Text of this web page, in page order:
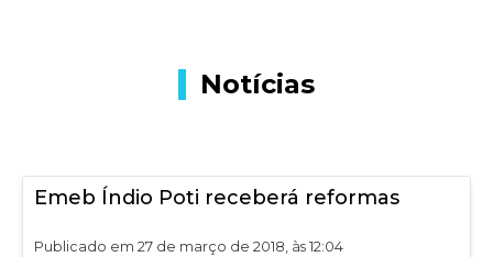
Notícias
Emeb Índio Poti receberá reformas
Publicado em 27 de março de 2018, às 12:04